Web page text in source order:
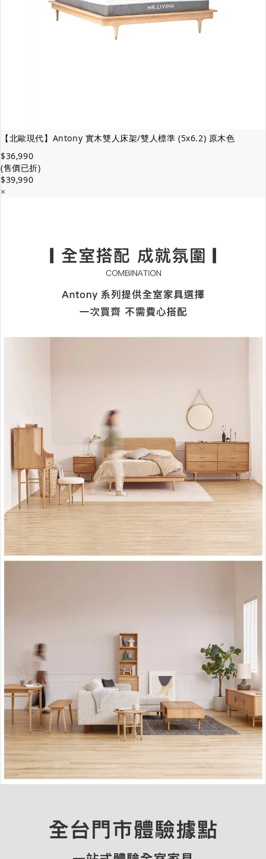
【北歐現代】Antony 實木雙人床架/雙人標準 (5x6.2) 原木色
$36,990
(售價已折)
$39,990
×